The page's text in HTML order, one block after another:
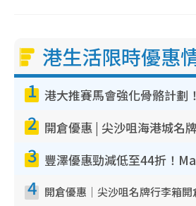
港生活限時優惠
1
2
3
4